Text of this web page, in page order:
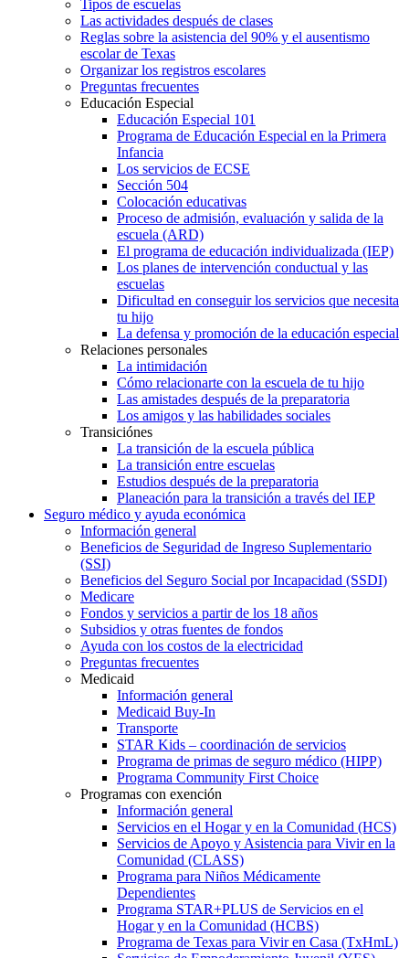
Tipos de escuelas
Las actividades después de clases
Reglas sobre la asistencia del 90% y el ausentismo
escolar de Texas
Organizar los registros escolares
Preguntas frecuentes
Educación Especial
Educación Especial 101
Programa de Educación Especial en la Primera
Infancia
Los servicios de ECSE
Sección 504
Colocación educativas
Proceso de admisión, evaluación y salida de la
escuela (ARD)
El programa de educación individualizada (IEP)
Los planes de intervención conductual y las
escuelas
Dificultad en conseguir los servicios que necesita
tu hijo
La defensa y promoción de la educación especial
Relaciones personales
La intimidación
Cómo relacionarte con la escuela de tu hijo
Las amistades después de la preparatoria
Los amigos y las habilidades sociales
Transiciónes
La transición de la escuela pública
La transición entre escuelas
Estudios después de la preparatoria
Planeación para la transición a través del IEP
Seguro médico y ayuda económica
Información general
Beneficios de Seguridad de Ingreso Suplementario
(SSI)
Beneficios del Seguro Social por Incapacidad (SSDI)
Medicare
Fondos y servicios a partir de los 18 años
Subsidios y otras fuentes de fondos
Ayuda con los costos de la electricidad
Preguntas frecuentes
Medicaid
Información general
Medicaid Buy-In
Transporte
STAR Kids – coordinación de servicios
Programa de primas de seguro médico (HIPP)
Programa Community First Choice
Programas con exención
Información general
Servicios en el Hogar y en la Comunidad (HCS)
Servicios de Apoyo y Asistencia para Vivir en la
Comunidad (CLASS)
Programa para Niños Médicamente
Dependientes
Programa STAR+PLUS de Servicios en el
Hogar y en la Comunidad (HCBS)
Programa de Texas para Vivir en Casa (TxHmL)